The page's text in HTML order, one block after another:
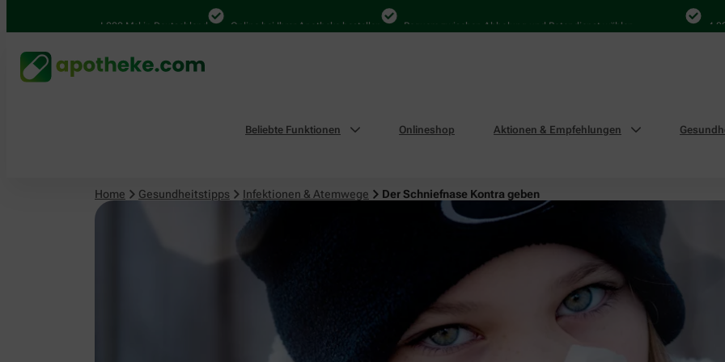
4.000 Mal in Deutschland Online bei Ihrer Apotheke bestellen Bequem zwischen Abholung und Botendienst wählen 4.000
Beliebte Funktionen Onlineshop Aktionen & Empfehlungen
Home Gesundheitstipps Infektionen & Atemwege Der Schniefnase Kontra geben
Infektionen & Atemwege